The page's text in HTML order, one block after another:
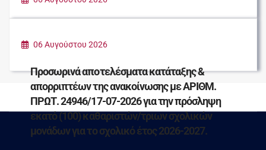
ΤΟΥΣ ΠΛΗΓΕΝΤΕΣ ΣΥΝΑΝΘΡΩΠΟΥΣ ΜΑΣ
06 Αυγούστου 2026
Προσωρινά αποτελέσματα κατάταξης &
απορριπτέων της ανακοίνωσης με ΑΡΙΘΜ.
ΠΡΩΤ. 24946/17-07-2026 για την πρόσληψη
εκατό (100) καθαριστών/τριων σχολικών
μονάδων για το σχολικό έτος 2026-2027.